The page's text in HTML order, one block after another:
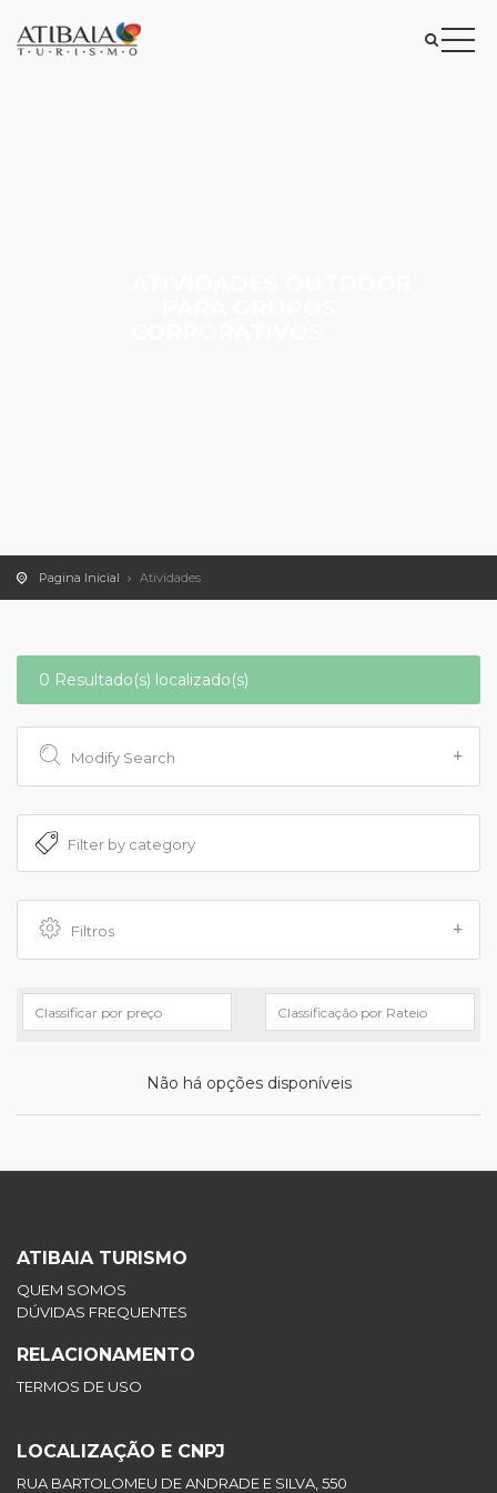
Pagina Inicial Atividades
0 Resultado(s) localizado(s)
Modify Search
Filtros
Não há opções disponíveis
ATIBAIA TURISMO
QUEM SOMOS
DÚVIDAS FREQUENTES
RELACIONAMENTO
TERMOS DE USO
LOCALIZAÇÃO E CNPJ
RUA BARTOLOMEU DE ANDRADE E SILVA, 550